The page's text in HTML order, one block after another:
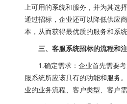
上可用的系统和服务，并为其选
通过招标，企业还可以降低供应
本，从而获得最优质的服务和系统
三、客服系统招标的流程和
1.确定需求：企业首先需要考
服系统所应该具有的功能和服务
业的业务流程、客户类型、客户需